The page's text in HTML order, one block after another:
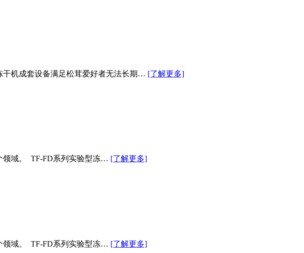
干机成套设备满足松茸爱好者无法长期… [了解更多]
领域。 TF-FD系列实验型冻… [了解更多]
领域。 TF-FD系列实验型冻… [了解更多]